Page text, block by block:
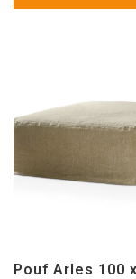
Pouf Arles 100